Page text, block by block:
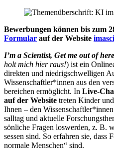
Bew­er­bun­gen können bis zum
For­mu­lar auf der Web­site
I’m a Sci­ent­ist, Get me out of
holt mich hier raus!) ist ein
direk­ten und niedrig­schwelli­gen
Wissenschaftler*innen aus den
bereichen ermög­licht. In Live-
auf der Web­site tre­ten Kinder
Ihnen – den
sall­tag und aktuelle
sön­liche Fra­gen loswer­den, z. B.
sessen sind. So erfahren sie, dass
nor­male Menschen“ sind.